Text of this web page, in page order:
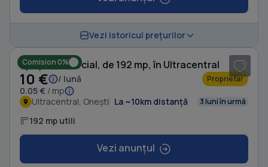
Vezi istoricul prețurilor
Comision 0%
Spațiu comercial, de 192 mp, în Ultracentral
10 €
/ lună
0.05 € / mp
Proprietar
Ultracentral, Onești La ~10km distanță 3 luni în urmă
192 mp utili
Vezi anunțul